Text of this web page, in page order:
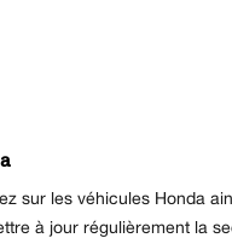
sur les véhicules Honda
à jour régulièrement la